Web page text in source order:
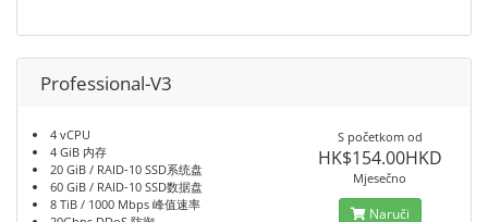
Professional-V3
4 vCPU
4 GiB 内存
20 GiB / RAID-10 SSD系统盘
60 GiB / RAID-10 SSD数据盘
8 TiB / 1000 Mbps 峰值速率
S početkom od
HK$154.00HKD
Mjesečno
Naruči